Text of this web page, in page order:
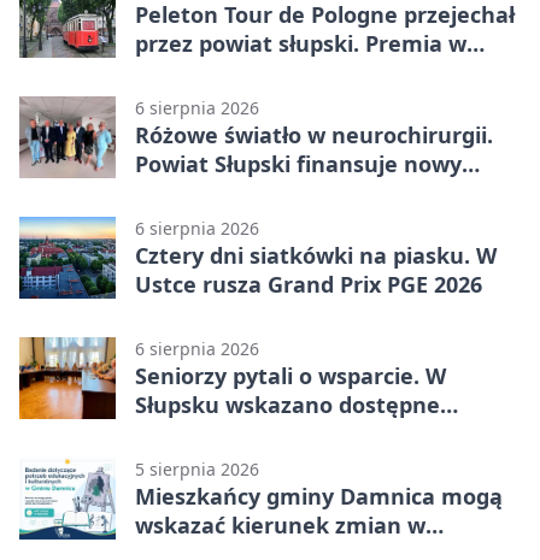
Peleton Tour de Pologne przejechał
przez powiat słupski. Premia w
6 sierpnia 2026
Różowe światło w neurochirurgii.
Powiat Słupski finansuje nowy
6 sierpnia 2026
Cztery dni siatkówki na piasku. W
Ustce rusza Grand Prix PGE 2026
6 sierpnia 2026
Seniorzy pytali o wsparcie. W
Słupsku wskazano dostępne
5 sierpnia 2026
Mieszkańcy gminy Damnica mogą
wskazać kierunek zmian w